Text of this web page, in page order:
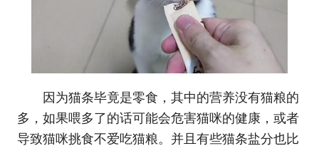
因为猫条毕竟是零食，其中的营养没有猫粮的
多，如果喂多了的话可能会危害猫咪的健康，或者
导致猫咪挑食不爱吃猫粮。并且有些猫条盐分也比